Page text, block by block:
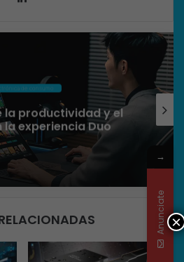
Ciberseguridad
en LATAM
el phishing sigue
×
→
Anunciate